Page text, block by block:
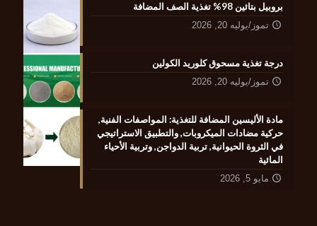
بروبيل بتائين 98% تغذية الصف المضافة
تموز/يوليه 20, 2026
درجة تغذية مسحوق كلوريد الكولين
تموز/يوليه 20, 2026
مادة الأليسين المضافة للتغذية: المواصفات الفنية,
حركية مضادات الميكروبات, والتطبيق الاستراتيجي
في الثروة الحيوانية, تربية الدواجن, وتربية الأحياء
المائية
مايو 5, 2026